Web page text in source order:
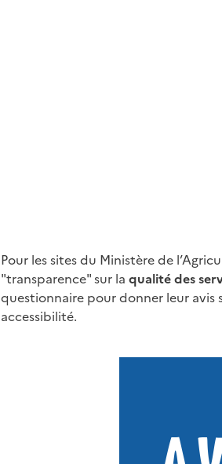
Pour les sites du Ministère de
"transparence" sur la qualité des
questionnaire pour donner leur avis
accessibilité.